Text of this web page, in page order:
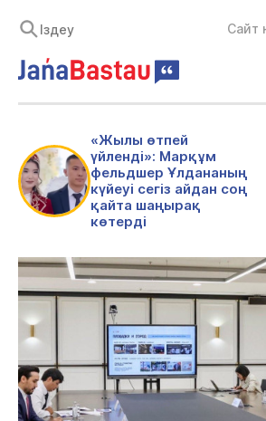
Сайт
«Жылы өтпей
үйленді»: Марқұм
фельдшер Ұлдананың
күйеуі сегіз айдан соң
қайта шаңырақ
көтерді